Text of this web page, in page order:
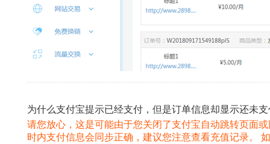
为什么支付宝提示已经支付，但是订单信息却显示还未
请您放心，这是可能由于您关闭了支付宝自动跳转页面
时内支付信息会同步正确，建议您注意查看充值记录。